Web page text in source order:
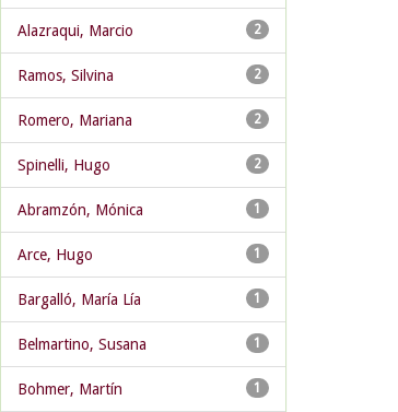
2
Alazraqui, Marcio
2
Ramos, Silvina
2
Romero, Mariana
2
Spinelli, Hugo
1
Abramzón, Mónica
1
Arce, Hugo
1
Bargalló, María Lía
1
Belmartino, Susana
1
Bohmer, Martín